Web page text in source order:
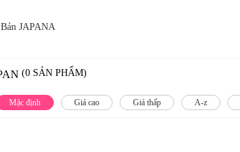
JAPANA
(0 SẢN PHẨM)
Mặc định Giá cao Giá thấp A-z